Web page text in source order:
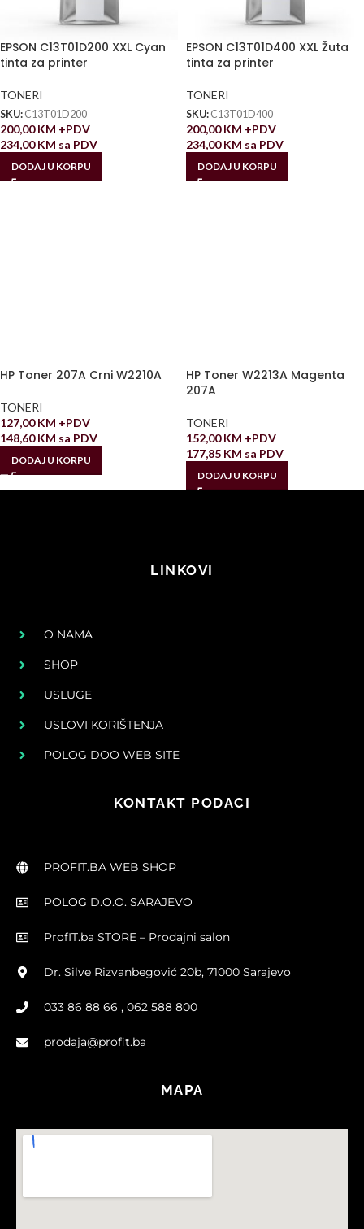
EPSON C13T01D200 XXL Cyan
tinta za printer
TONERI
SKU: C13T01D200
200,00KM +PDV
234,00KM sa PDV
DODAJ U KORPU
EPSON C13T01D400 XXL Žuta
tinta za printer
TONERI
SKU: C13T01D400
200,00KM +PDV
234,00KM sa PDV
DODAJ U KORPU
HP Toner 207A Crni W2210A
TONERI
127,00KM +PDV
148,60KM sa PDV
DODAJ U KORPU
HP Toner W2213A Magenta
207A
TONERI
152,00KM +PDV
177,85 KM sa PDV
DODAJ U KORPU
LINKOVI
O NAMA
SHOP
USLUGE
USLOVI KORIŠTENJA
POLOG DOO WEB SITE
KONTAKT PODACI
PROFIT.BA WEB SHOP
POLOG D.O.O. SARAJEVO
ProfIT.ba STORE – Prodajni salon
Dr. Silve Rizvanbegović 20b, 71000 Sarajevo
033 86 88 66 , 062 588 800
prodaja@profit.ba
MAPA